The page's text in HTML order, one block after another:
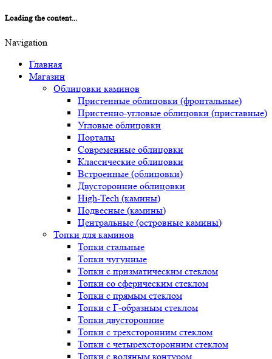
Loading the content...
Navigation
Главная
Магазин
Облицовки каминов
Пристенные облицовки (фронтальные)
Пристенно-угловые облицовки (приставные)
Угловые облицовки
Порталы
Современные облицовки
Классические облицовки
Встроенные (облицовки)
Двусторонние облицовки
High-Tech (камины)
Подвесные (камины)
Центральные (островные камины)
Топки для каминов
Топки стальные
Топки чугунные
Топки с призматическим стеклом
Топки со сферическим стеклом
Топки с прямым стеклом
Топки с Г-образным стеклом
Топки двусторонние
Топки с трехсторонним стеклом
Топки с четырехсторонним стеклом
Топки с водяным контуром